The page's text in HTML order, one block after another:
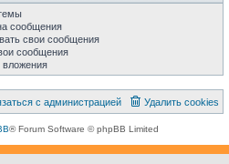
сообщения
свои сообщения
сообщения
вложения
Удалить cookies
заться с администрацией
® Forum Software © phpBB Limited